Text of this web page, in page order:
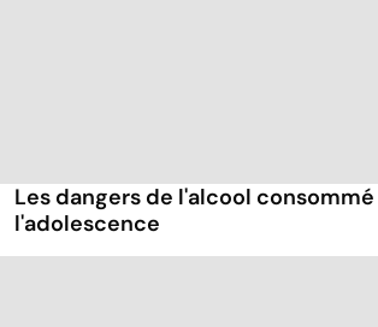
Les dangers de l'alcool consommé
l'adolescence